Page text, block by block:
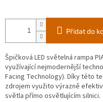
Přidat do
Špičková LED světelná rampa
využívající nejmodernější
Facing Technology). Díky této
zdrojem využito výrazně
světla přímo osvětlujícím silnici.